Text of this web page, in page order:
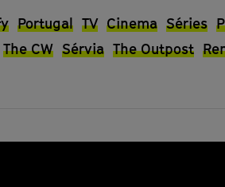
Portugal TV Cinema Séries
The CW Sérvia The Outpost